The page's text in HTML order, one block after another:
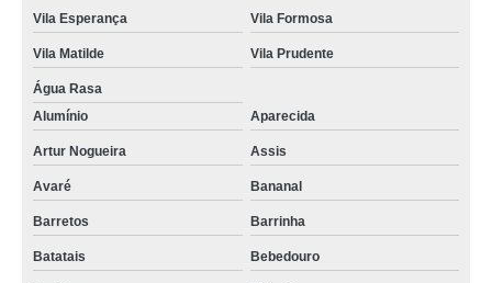
Vila Esperança Vila Formosa
Vila Matilde Vila Prudente
Água Rasa
Alumínio
Aparecida
Artur Nogueira Assis
Avaré Bananal
Barretos Barrinha
Batatais Bebedouro